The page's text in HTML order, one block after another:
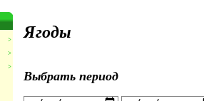
>
>
>
Ягоды
Выбрать период